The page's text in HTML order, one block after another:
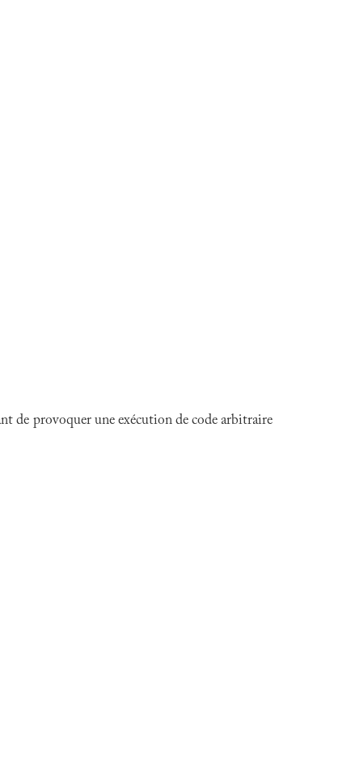
de provoquer une exécution de code arbitraire